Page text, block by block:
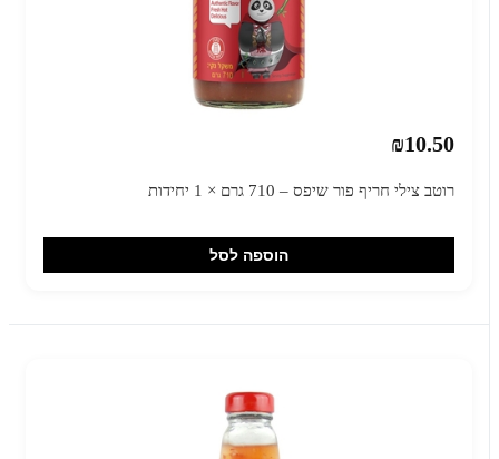
₪10.50
רוטב צילי חריף פור שיפס – 710 גרם × 1 יחידות
הוספה לסל